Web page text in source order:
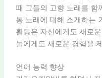
때 그들의 고향 노래를 함
통 노래에 대해 소개하는
활동은 자신에게도 새로
들에게도 새로운 경험을
언어 능력 향상